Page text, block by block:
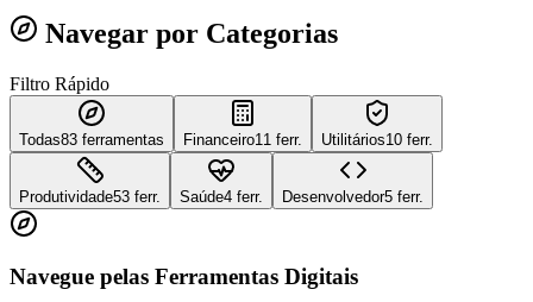
Navegar por Categorias
Filtro Rápido
Todas83 ferramentas Financeiro11 ferr. Utilitários10 ferr.
Produtividade53 ferr. Saúde4 ferr. Desenvolvedor5 ferr.
Navegue pelas Ferramentas Digitais